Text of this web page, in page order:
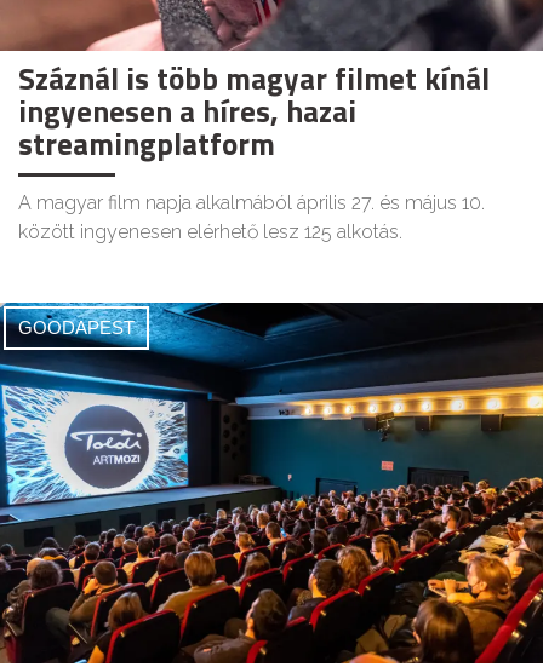
Száznál is több magyar filmet kínál
ingyenesen a híres, hazai
streamingplatform
A magyar film napja alkalmából április 27. és május 10.
között ingyenesen elérhető lesz 125 alkotás.
GOODAPEST